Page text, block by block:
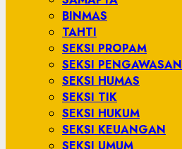
BINMAS
TAHTI
SEKSI PROPAM
SEKSI PENGAWASAN
SEKSI HUMAS
SEKSI TIK
SEKSI HUKUM
SEKSI KEUANGAN